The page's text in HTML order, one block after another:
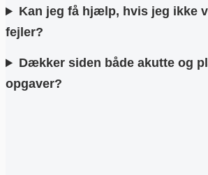
Kan jeg få hjælp, hvis jeg ikke
fejler?
Dækker siden både akutte og
opgaver?